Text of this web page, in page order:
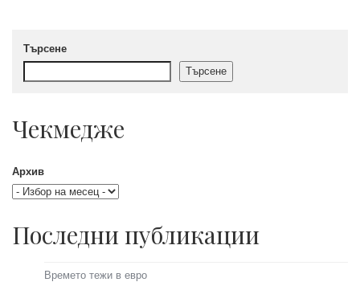
Търсене
Търсене
Чекмедже
Архив
Последни публикации
Времето тежи в евро